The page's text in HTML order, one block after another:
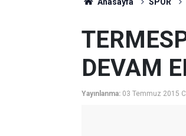
DEVAM
Yayınlanma: 03 Temmuz 2015